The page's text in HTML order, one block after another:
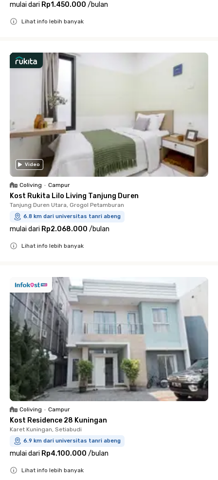
mulai dari Rp1.450.000 /bulan
Lihat info lebih banyak
Video
Coliving • Campur
Kost Rukita Lilo Living Tanjung Duren
Tanjung Duren Utara, Grogol Petamburan
6.8 km dari universitas tanri abeng
mulai dari Rp2.068.000 /bulan
Lihat info lebih banyak
Coliving • Campur
Kost Residence 28 Kuningan
Karet Kuningan, Setiabudi
6.9 km dari universitas tanri abeng
mulai dari Rp4.100.000 /bulan
Lihat info lebih banyak